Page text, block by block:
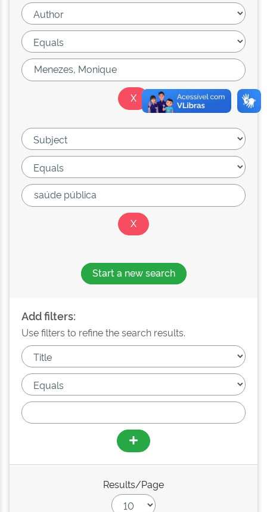
Start a new search
Add filters:
Use filters to refine the search results.
Results/Page